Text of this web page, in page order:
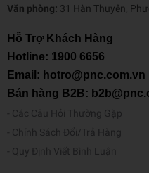
g
lư
ợ
n
69.84g
Keo Sữa Keyroad 60G
Đặc điểm: Keo đặc sệt
Văn phòng: 31 Hàn Thuyên,
Hỗ Trợ Khách Hàng
Hotline: 1900 6656
Email: hotro@pnc.com.vn
Bán hàng B2B:
Các Câu Hỏi Thường Gặp
Chính Sách Đổi/Trả Hàng
Quy Định Viết Bình Luận